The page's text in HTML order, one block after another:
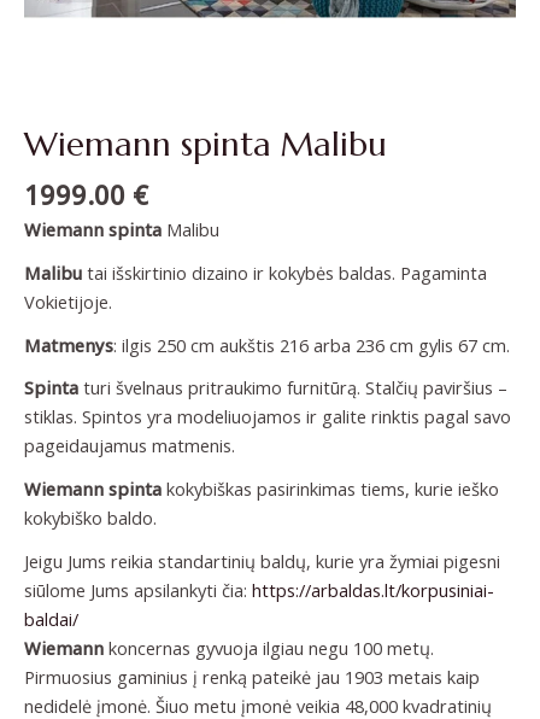
Wiemann spinta Malibu
1999.00 €
Wiemann spinta Malibu
Malibu tai išskirtinio dizaino ir kokybės baldas. Pagaminta
Vokietijoje.
Matmenys: ilgis 250 cm aukštis 216 arba 236 cm gylis 67 cm.
Spinta turi švelnaus pritraukimo furnitūrą. Stalčių paviršius –
stiklas. Spintos yra modeliuojamos ir galite rinktis pagal savo
pageidaujamus matmenis.
Wiemann spinta kokybiškas pasirinkimas tiems, kurie ieško
kokybiško baldo.
Jeigu Jums reikia standartinių baldų, kurie yra žymiai pigesni
siūlome Jums apsilankyti čia: https://arbaldas.lt/korpusiniai-
baldai/
Wiemann koncernas gyvuoja ilgiau negu 100 metų.
Pirmuosius gaminius į renką pateikė jau 1903 metais kaip
nedidelė įmonė. Šiuo metu įmonė veikia 48,000 kvadratinių